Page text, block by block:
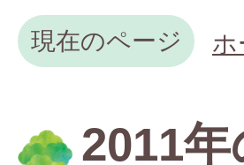
現在のページ ホ
2011年